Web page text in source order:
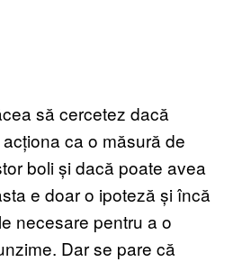
să cercetez dacă
ca o măsură de
boli și dacă poate avea
e doar o ipoteză și încă
necesare pentru a o
Dar se pare că